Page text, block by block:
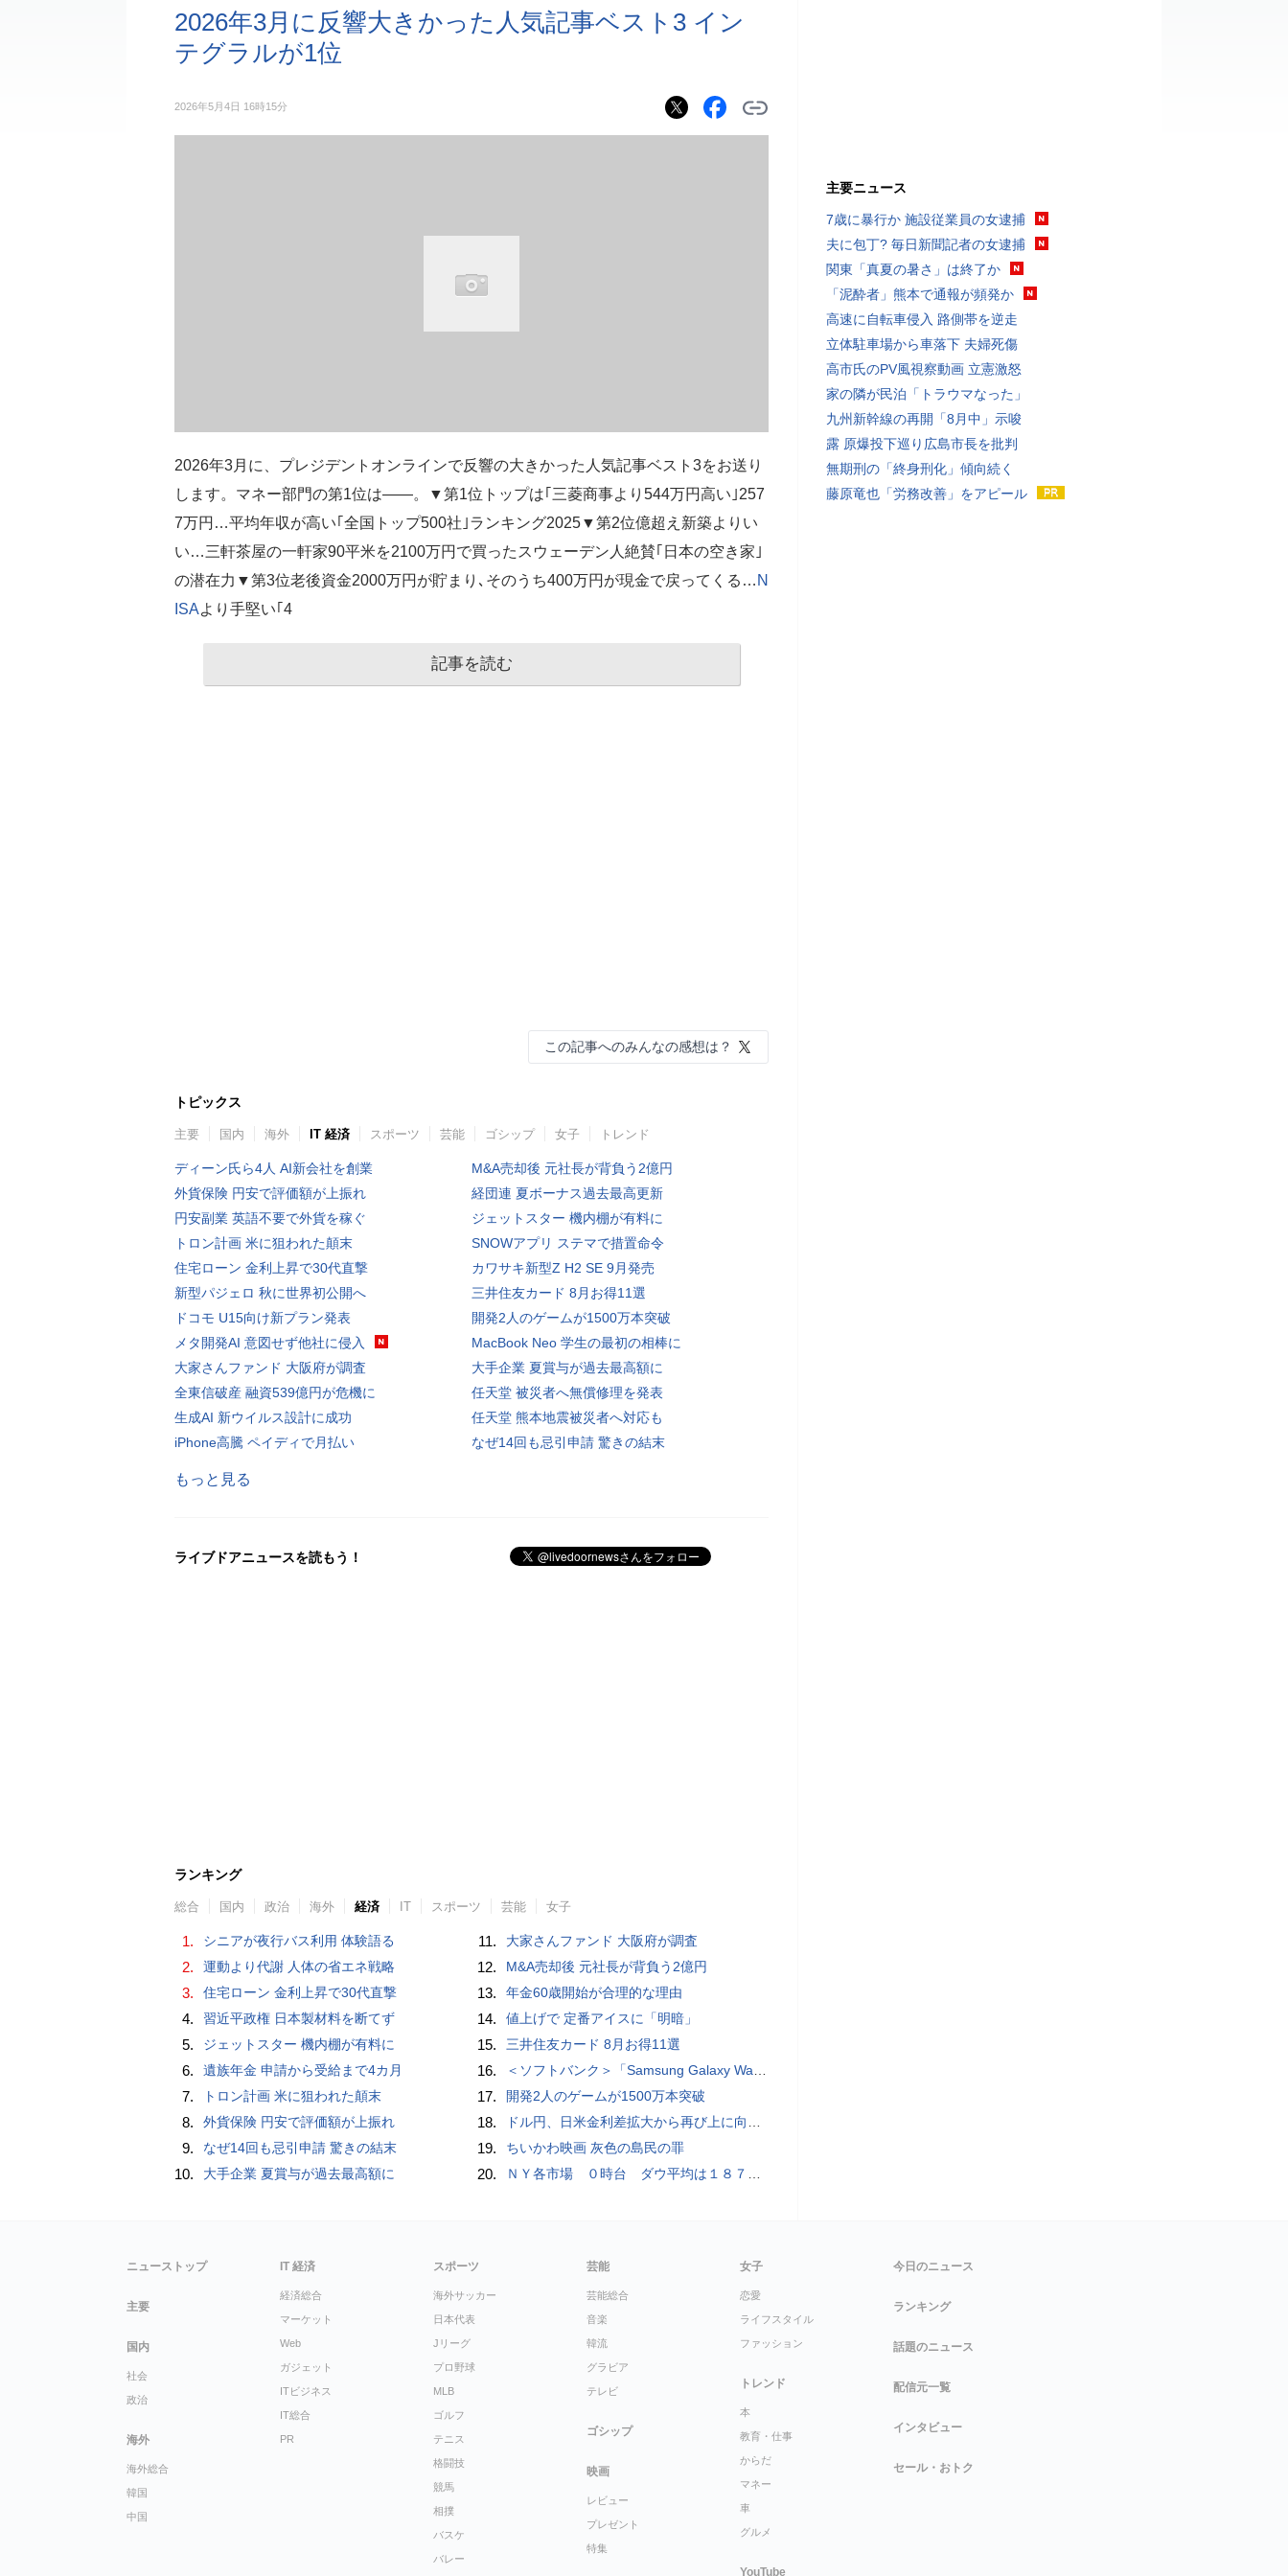
2026年3月に反響大きかった人気記事ベスト3 イン
テグラルが1位
2026年5月4日 16時15分
2026年3月に、プレジデントオンラインで反響の大きかった人気記事ベスト3をお送り
します。マネー部門の第1位は――。▼第1位トップは｢三菱商事より544万円高い｣257
7万円…平均年収が高い｢全国トップ500社｣ランキング2025▼第2位億超え新築よりい
い…三軒茶屋の一軒家90平米を2100万円で買ったスウェーデン人絶賛｢日本の空き家｣
の潜在力▼第3位老後資金2000万円が貯まり､そのうち400万円が現金で戻ってくる… N
ISAより手堅い｢4
記事を読む
この記事へのみんなの感想は？
トピックス
主要 国内 海外 IT 経済 スポーツ 芸能 ゴシップ 女子 トレンド
ディーン氏ら4人 AI新会社を創業
外貨保険 円安で評価額が上振れ
円安副業 英語不要で外貨を稼ぐ
トロン計画 米に狙われた顛末
住宅ローン 金利上昇で30代直撃
新型パジェロ 秋に世界初公開へ
ドコモ U15向け新プラン発表
メタ開発AI 意図せず他社に侵入
大家さんファンド 大阪府が調査
全東信破産 融資539億円が危機に
生成AI 新ウイルス設計に成功
iPhone高騰 ペイディで月払い
M&A売却後 元社長が背負う2億円
経団連 夏ボーナス過去最高更新
ジェットスター 機内棚が有料に
SNOWアプリ ステマで措置命令
カワサキ新型Z H2 SE 9月発売
三井住友カード 8月お得11選
開発2人のゲームが1500万本突破
MacBook Neo 学生の最初の相棒に
大手企業 夏賞与が過去最高額に
任天堂 被災者へ無償修理を発表
任天堂 熊本地震被災者へ対応も
なぜ14回も忌引申請 驚きの結末
もっと見る
ライブドアニュースを読もう！
ランキング
総合 国内 政治 海外 経済 IT スポーツ 芸能 女子
1. シニアが夜行バス利用 体験語る
2. 運動より代謝 人体の省エネ戦略
3. 住宅ローン 金利上昇で30代直撃
4. 習近平政権 日本製材料を断てず
5. ジェットスター 機内棚が有料に
6. 遺族年金 申請から受給まで4カ月
7. トロン計画 米に狙われた顛末
8. 外貨保険 円安で評価額が上振れ
9. なぜ14回も忌引申請 驚きの結末
10. 大手企業 夏賞与が過去最高額に
11. 大家さんファンド 大阪府が調査
12. M&A売却後 元社長が背負う2億円
13. 年金60歳開始が合理的な理由
14. 値上げで 定番アイスに「明暗」
15. 三井住友カード 8月お得11選
16. ＜ソフトバンク＞「Samsung Galaxy Watch9」「Samsung Galaxy Watch Ultra2」（LTE） 本日発売
17. 開発2人のゲームが1500万本突破
18. ドル円、日米金利差拡大から再び上に向かうとの見方＝ＮＹ為替
19. ちいかわ映画 灰色の島民の罪
20. ＮＹ各市場 ０時台 ダウ平均は１８７ドル安 ナスダックはプラス圏に浮上
主要ニュース
7歳に暴行か 施設従業員の女逮捕
夫に包丁? 毎日新聞記者の女逮捕
関東「真夏の暑さ」は終了か
「泥酔者」熊本で通報が頻発か
高速に自転車侵入 路側帯を逆走
立体駐車場から車落下 夫婦死傷
高市氏のPV風視察動画 立憲激怒
家の隣が民泊「トラウマなった」
九州新幹線の再開「8月中」示唆
露 原爆投下巡り広島市長を批判
無期刑の「終身刑化」傾向続く
藤原竜也「労務改善」をアピール
ニューストップ
主要
国内
社会
政治
海外
海外総合
韓国
中国
IT 経済
経済総合
マーケット
Web
ガジェット
ITビジネス
IT総合
PR
スポーツ
海外サッカー
日本代表
Jリーグ
プロ野球
MLB
ゴルフ
テニス
格闘技
競馬
相撲
バスケ
バレー
芸能
芸能総合
音楽
韓流
グラビア
テレビ
ゴシップ
映画
レビュー
プレゼント
特集
女子
恋愛
ライフスタイル
ファッション
トレンド
本
教育・仕事
からだ
マネー
車
グルメ
YouTube
今日のニュース
ランキング
話題のニュース
配信元一覧
インタビュー
セール・おトク